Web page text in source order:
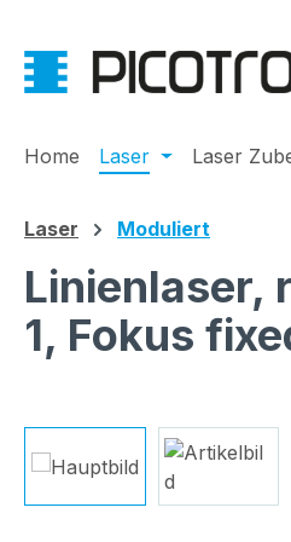
Home Laser Laser
Laser Moduliert
Linienlaser,
1, Fokus
Bildergalerie überspringen